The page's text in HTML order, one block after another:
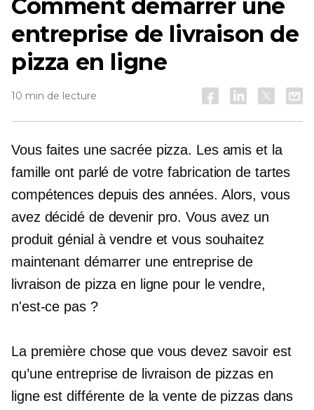
Comment démarrer une
entreprise de livraison de
pizza en ligne
10 min de lecture
Vous faites une sacrée pizza. Les amis et la
famille ont parlé de votrefabrication de tartes
compétences depuis des années. Alors, vous
avez décidé de devenir pro. Vous avez un
produit génial à vendre et vous souhaitez
maintenant démarrer une entreprise de
livraison de pizza en ligne pour le vendre,
n'est-ce pas ?
La première chose que vous devez savoir est
qu’une entreprise de livraison de pizzas en
ligne est différente de la vente de pizzas dans